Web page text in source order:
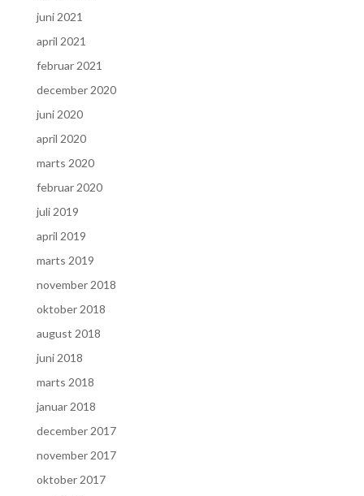
juni 2021
april 2021
februar 2021
december 2020
juni 2020
april 2020
marts 2020
februar 2020
juli 2019
april 2019
marts 2019
november 2018
oktober 2018
august 2018
juni 2018
marts 2018
januar 2018
december 2017
november 2017
oktober 2017